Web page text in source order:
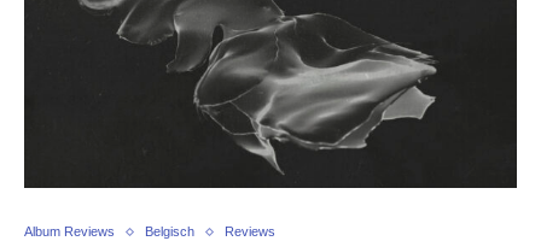
Album Reviews Belgisch Reviews